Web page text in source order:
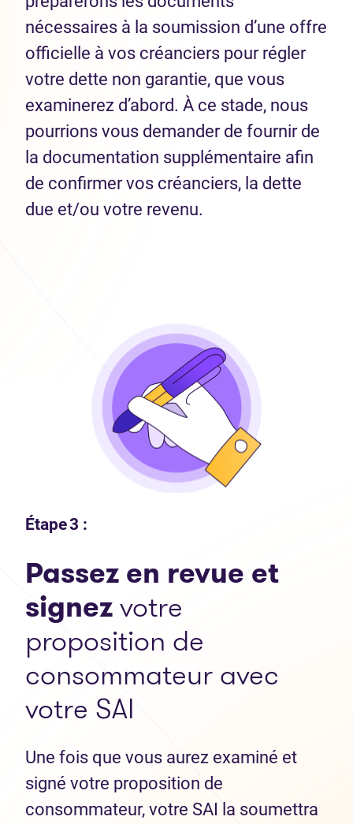
nécessaires à la soumission d’une offre
officielle à vos créanciers pour régler
votre dette non garantie, que vous
examinerez d’abord. À ce stade, nous
pourrions vous demander de fournir de
la documentation supplémentaire afin
de confirmer vos créanciers, la dette
due et/ou votre revenu.
Étape 3 :
Passez en revue et
signezvotre
proposition de
consommateur avec
votre SAI
Une fois que vous aurez examiné et
signé votre proposition de
consommateur, votre SAI la soumettra